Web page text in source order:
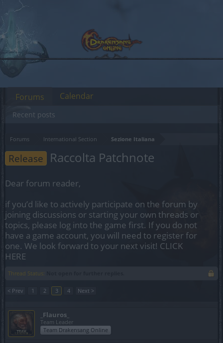
Forums International Section Sezione Italiana
Release Raccolta Patchnote
Dear forum reader,
if you’d like to actively participate on the forum by
joining discussions or starting your own threads or
topics, please log into the game first. If you do not
have a game account, you will need to register for
one. We look forward to your next visit! CLICK
HERE
Thread Status:
< Prev 1 2 3 4 Next >
_Flauros_
Team Leader
Team Drakensang Online
Forums
Recent posts
Calendar